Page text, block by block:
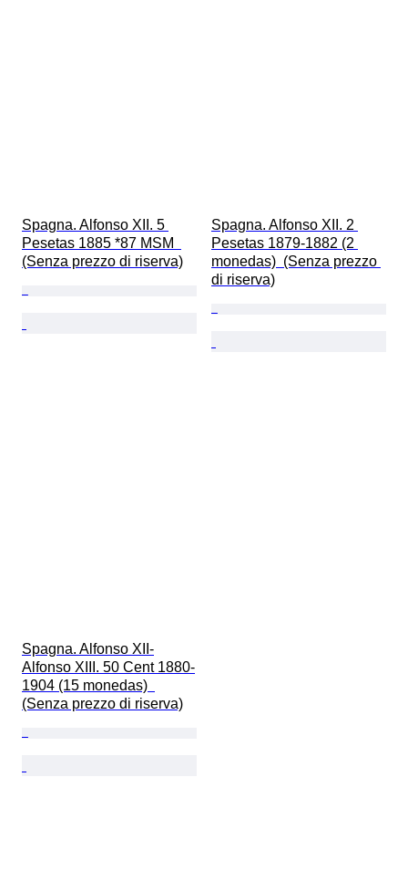
Spagna. Alfonso XII. 5
Pesetas 1885 *87 MSM
(Senza prezzo di riserva)
Spagna. Alfonso XII. 2
Pesetas 1879-1882 (2
monedas)  (Senza prezzo
di riserva)
Spagna. Alfonso XII-
Alfonso XIII. 50 Cent 1880-
1904 (15 monedas)
(Senza prezzo di riserva)